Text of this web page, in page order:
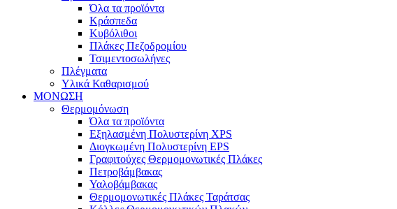
Όλα τα προϊόντα
Κράσπεδα
Κυβόλιθοι
Πλάκες Πεζοδρομίου
Τσιμεντοσωλήνες
Πλέγματα
Υλικά Καθαρισμού
ΜΟΝΩΣΗ
Θερμομόνωση
Όλα τα προϊόντα
Εξηλασμένη Πολυστερίνη XPS
Διογκωμένη Πολυστερίνη EPS
Γραφιτούχες Θερμομονωτικές Πλάκες
Πετροβάμβακας
Υαλοβάμβακας
Θερμομονωτικές Πλάκες Ταράτσας